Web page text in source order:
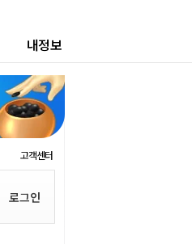
내정보
고객센터